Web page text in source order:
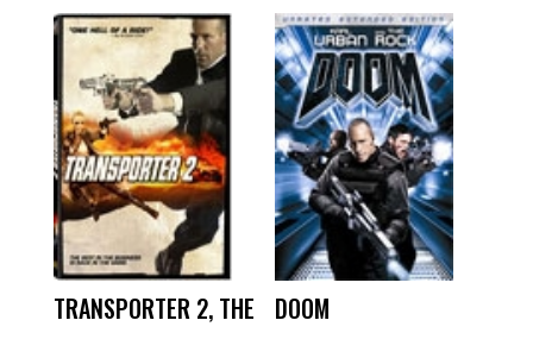
TRANSPORTER 2, THE DOOM